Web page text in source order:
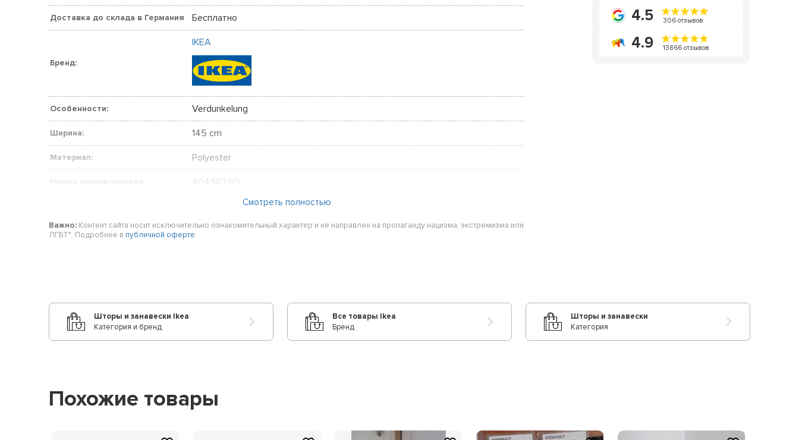
Доставка до склада в Германия Бесплатно
Бренд:
IKEA
Особенности: Verdunkelung
Ширина: 145 cm
Материал: Polyester
404.140.60
Шаблон: Zweifarbig
Продукт: Vorhänge
Размер:
Смотреть полностью
Важно: Контент сайта носит исключительно ознакомительный характер и не направлен на пропаганду нацизма, экстремизма или
ЛГБТ*. Подробнее в публичной оферте.
4.5 306 отзывов
4.9 13866 отзывов
Шторы и занавески Ikea
Категория и бренд
Все товары Ikea
Бренд
Шторы и занавески
Категория
Похожие товары